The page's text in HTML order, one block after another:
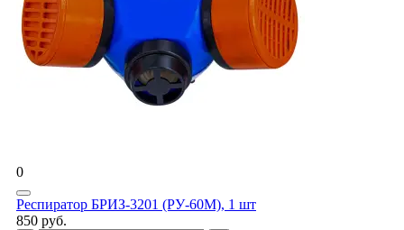
0
Респиратор БРИЗ-3201 (РУ-60М), 1 шт
850 руб.